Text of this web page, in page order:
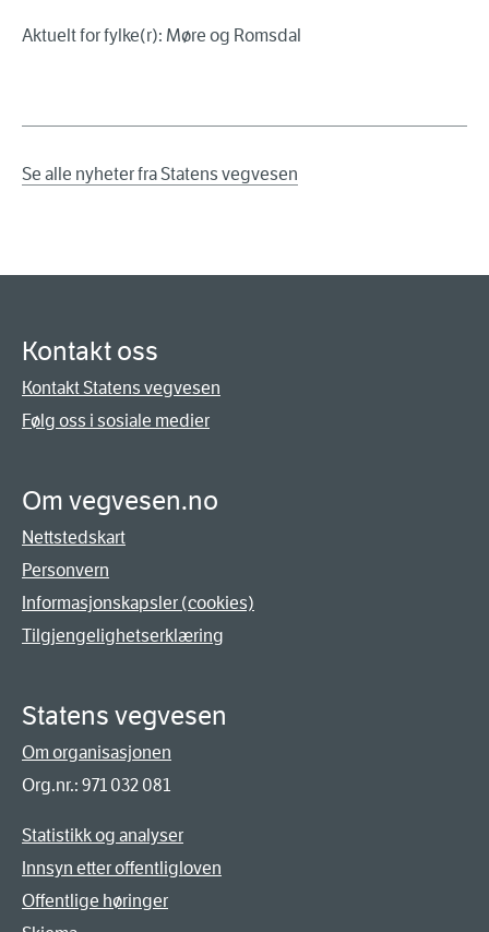
Aktuelt for fylke(r): Møre og Romsdal
Se alle nyheter fra Statens vegvesen
Kontakt oss
Kontakt Statens vegvesen
Følg oss i sosiale medier
Om vegvesen.no
Nettstedskart
Personvern
Informasjonskapsler (cookies)
Tilgjengelighetserklæring
Statens vegvesen
Om organisasjonen
Org.nr.: 971 032 081
Statistikk og analyser
Innsyn etter offentligloven
Offentlige høringer